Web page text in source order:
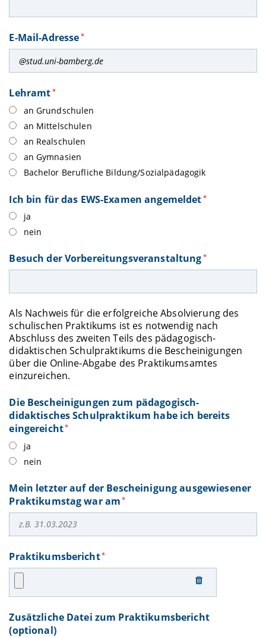
E-Mail-Adresse *
Lehramt *
an Grundschulen
an Mittelschulen
an Realschulen
an Gymnasien
Bachelor Berufliche Bildung/Sozialpädagogik
Ich bin für das EWS-Examen angemeldet *
ja
nein
Besuch der Vorbereitungsveranstaltung *
Als Nachweis für die erfolgreiche Absolvierung des
schulischen Praktikums ist es notwendig nach
Abschluss des zweiten Teils des pädagogisch-
didaktischen Schulpraktikums die Bescheinigungen
über die Online-Abgabe des Praktikumsamtes
einzureichen.
Die Bescheinigungen zum pädagogisch-
didaktisches Schulpraktikum habe ich bereits
eingereicht*
ja
nein
Mein letzter auf der Bescheinigung ausgewiesener
Praktikumstag war am *
Praktikumsbericht*
Zusätzliche Datei zum Praktikumsbericht
(optional)